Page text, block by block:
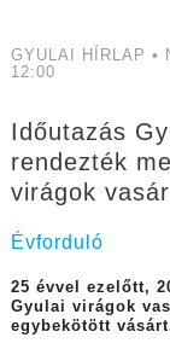
GYULAI HÍRLAP •
12:00
Időutazás
rendezték
virágok
Évforduló
25 évvel ezelőtt,
Gyulai virágok
egybekötött